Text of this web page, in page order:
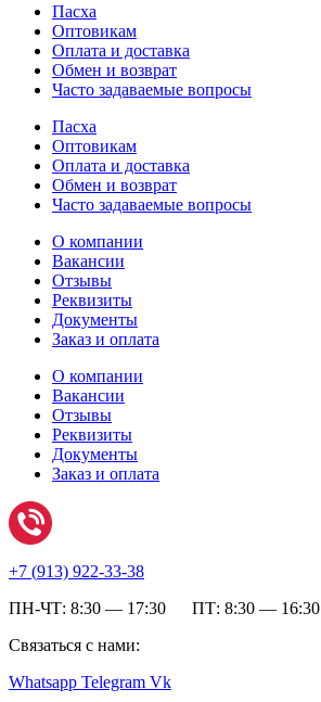
Пасха
Оптовикам
Оплата и доставка
Обмен и возврат
Часто задаваемые вопросы
Пасха
Оптовикам
Оплата и доставка
Обмен и возврат
Часто задаваемые вопросы
О компании
Вакансии
Отзывы
Реквизиты
Документы
Заказ и оплата
О компании
Вакансии
Отзывы
Реквизиты
Документы
Заказ и оплата
+7 (913) 922-33-38
ПН-ЧТ: 8:30 — 17:30 ПТ: 8:30 — 16:30
Связаться с нами:
Whatsapp Telegram Vk